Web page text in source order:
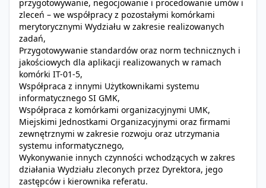
przygotowywanie, negocjowanie i procedowanie umów i
zleceń – we współpracy z pozostałymi komórkami
merytorycznymi Wydziału w zakresie realizowanych
zadań,
Przygotowywanie standardów oraz norm technicznych i
jakościowych dla aplikacji realizowanych w ramach
komórki IT-01-5,
Współpraca z innymi Użytkownikami systemu
informatycznego SI GMK,
Współpraca z komórkami organizacyjnymi UMK,
Miejskimi Jednostkami Organizacyjnymi oraz firmami
zewnętrznymi w zakresie rozwoju oraz utrzymania
systemu informatycznego,
Wykonywanie innych czynności wchodzących w zakres
działania Wydziału zleconych przez Dyrektora, jego
zastępców i kierownika referatu.